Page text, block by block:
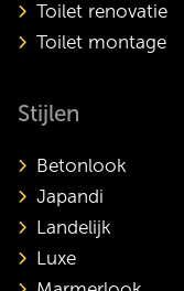
Toilet renovatie
Toilet montage
Stijlen
Betonlook
Japandi
Landelijk
Luxe